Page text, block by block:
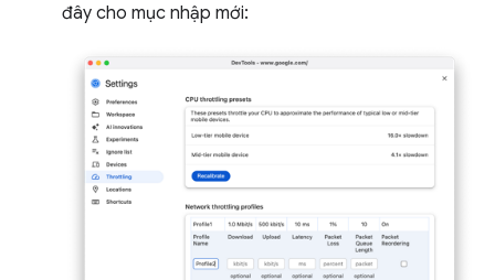
đây cho mục nhập mới: